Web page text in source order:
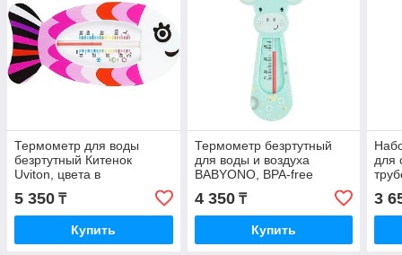
Термометр для воды
безртутный Китенок
Uviton, цвета в
ассортименте
5 350 ₸
Купить
Термометр безртутный
для воды и воздуха
BABYONO, BPA-free
4 350₸
Купить
для
3